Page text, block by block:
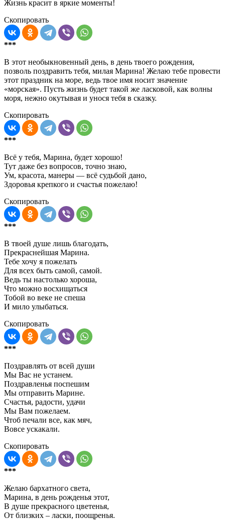
Жизнь красит в яркие моменты!
Скопировать
***
В этот необыкновенный день, в день твоего рождения,
позволь поздравить тебя, милая Марина! Желаю тебе провести
этот праздник на море, ведь твое имя носит значение
«морская». Пусть жизнь будет такой же ласковой, как волны
моря, нежно окутывая и унося тебя в сказку.
Скопировать
***
Всё у тебя, Марина, будет хорошо!
Тут даже без вопросов, точно знаю,
Ум, красота, манеры — всё судьбой дано,
Здоровья крепкого и счастья пожелаю!
Скопировать
***
В твоей душе лишь благодать,
Прекраснейшая Марина.
Тебе хочу я пожелать
Для всех быть самой, самой.
Ведь ты настолько хороша,
Что можно восхищаться
Тобой во веке не спеша
И мило улыбаться.
Скопировать
***
Поздравлять от всей души
Мы Вас не устанем.
Поздравленья поспешим
Мы отправить Марине.
Счастья, радости, удачи
Мы Вам пожелаем.
Чтоб печали все, как мяч,
Вовсе ускакали.
Скопировать
***
Желаю бархатного света,
Марина, в день рожденья этот,
В душе прекрасного цветенья,
От близких – ласки, поощренья.